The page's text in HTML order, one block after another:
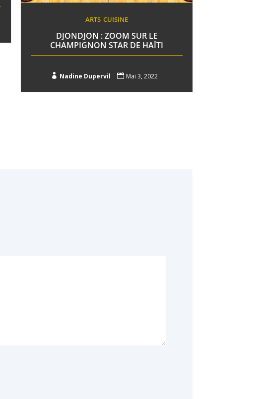
ARTS CUISINE
DJONDJON : ZOOM SUR LE
CHAMPIGNON STAR DE HAÏTI
 Nadine Dupervil  Mai 3, 2022